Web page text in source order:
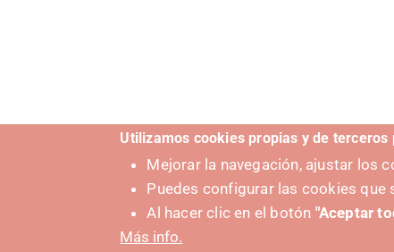
Utilizamos cookies propias y de
Mejorar la navegación, ajustar los
Puedes configurar las cookies que
Al hacer clic en el botón "Aceptar
Más info.